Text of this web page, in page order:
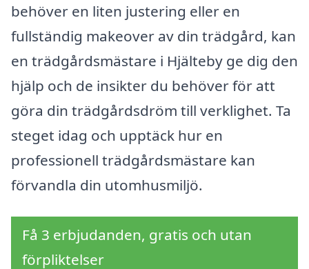
behöver en liten justering eller en
fullständig makeover av din trädgård, kan
en trädgårdsmästare i Hjälteby ge dig den
hjälp och de insikter du behöver för att
göra din trädgårdsdröm till verklighet. Ta
steget idag och upptäck hur en
professionell trädgårdsmästare kan
förvandla din utomhusmiljö.
Få 3 erbjudanden, gratis och utan
förpliktelser